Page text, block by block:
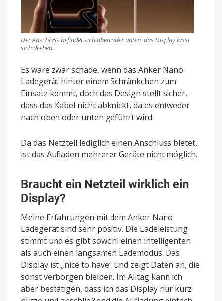
Der Anschluss befindet sich oben oder unten, das Display lässt
sich drehen.
Es wäre zwar schade, wenn das Anker Nano
Ladegerät hinter einem Schränkchen zum
Einsatz kommt, doch das Design stellt sicher,
dass das Kabel nicht abknickt, da es entweder
nach oben oder unten geführt wird.
Da das Netzteil lediglich einen Anschluss bietet,
ist das Aufladen mehrerer Geräte nicht möglich.
Braucht ein Netzteil wirklich ein
Display?
Meine Erfahrungen mit dem Anker Nano
Ladegerät sind sehr positiv. Die Ladeleistung
stimmt und es gibt sowohl einen intelligenten
als auch einen langsamen Lademodus. Das
Display ist „nice to have“ und zeigt Daten an, die
sonst verborgen bleiben. Im Alltag kann ich
aber bestätigen, dass ich das Display nur kurz